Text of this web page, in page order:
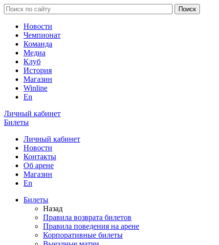
Новости
Чемпионат
Команда
Медиа
Клуб
История
Магазин
Winline
En
Личный кабинет
Билеты
Личный кабинет
Новости
Контакты
Об арене
Магазин
En
Билеты
Назад
Правила возврата билетов
Правила поведения на арене
Корпоративные билеты